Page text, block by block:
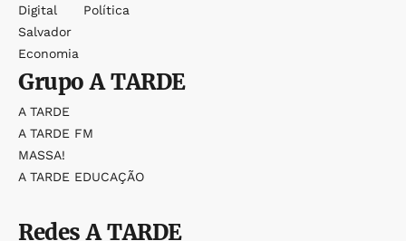
Digital
Salvador
Economia
Política
GrupoA TARDE
A TARDE
A TARDE FM
MASSA!
A TARDE EDUCAÇÃO
RedesA TARDE